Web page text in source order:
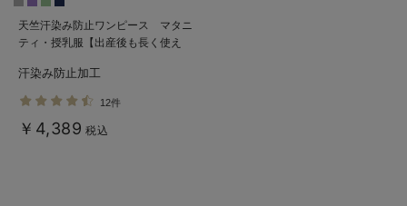
天竺汗染み防止ワンピース マタニ
ティ・授乳服【出産後も長く使え
汗染み防止加工
12件
￥4,389 税込